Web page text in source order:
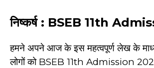
निष्कर्ष : BSEB 11th
हमने अपने आज के इस महत्वपूर्ण लेख के
लोगों को BSEB 11th Admission